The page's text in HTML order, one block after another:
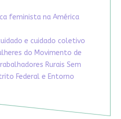
feminista na América
e cuidado coletivo
do Movimento de
Rurais Sem
Federal e Entorno